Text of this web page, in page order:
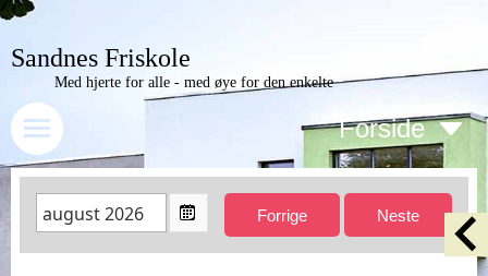
Sandnes Friskole
Med hjerte for alle - med øye for den enkelte
Forside